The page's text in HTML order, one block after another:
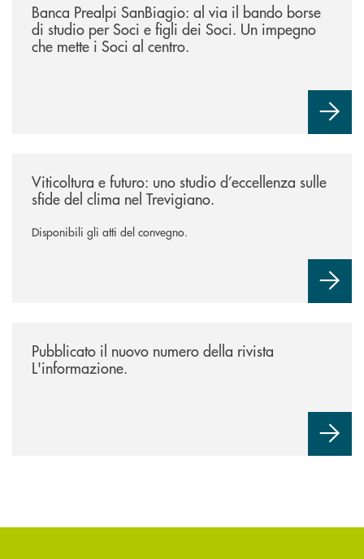
Banca Prealpi SanBiagio: al via il bando borse
di studio per Soci e figli dei Soci. Un impegno
che mette i Soci al centro.
Viticoltura e futuro: uno studio d’eccellenza sulle
sfide del clima nel Trevigiano.
Disponibili gli atti del convegno.
Pubblicato il nuovo numero della rivista
L'informazione.